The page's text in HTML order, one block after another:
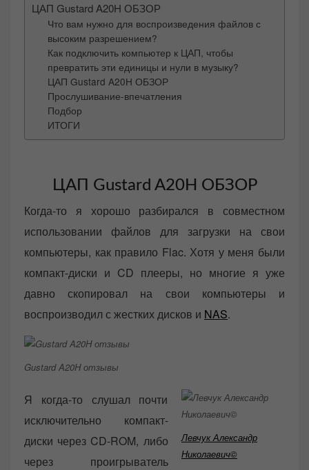
ЦАП Gustard A20H ОБЗОР
Что вам нужно для воспроизведения файлов с
высоким разрешением?
Как подключить компьютер к ЦАП, чтобы
превратить эти единицы и нули в музыку?
ЦАП Gustard A20H ОБЗОР
Прослушивание-впечатления
Подбор
ИТОГИ
ЦАП Gustard A20H ОБЗОР
Когда-то я хорошо разбирался в совместном
использовании файлов для загрузки на свои
компьютеры, как правило Flac. Хотя у меня были
компакт-диски и CD плееры, но многие я уже
давно скопировал на свои компьютеры и
воспроизводил с жестких дисков и NAS.
Gustard A20H отзывы
Левчук Александр
Николаевич©
Я когда-то слушал почти
исключительно компакт-
диски через CD-ROM, либо
через проигрыватель